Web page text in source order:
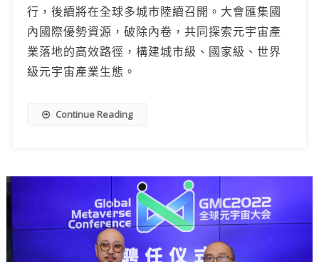
行，後續將在全球多城市陸續召開。大會匯集國
內國際優勢資源，破除內卷，共同探索元宇宙產
業落地的高效路徑，構建城市級、國家級、世界
級元宇宙產業生態。
Continue Reading